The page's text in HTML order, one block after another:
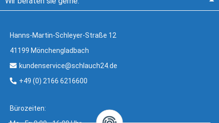
Hanns-Martin-Schleyer-Straße 12
41199 Mönchengladbach
kundenservice@schlauch24.de
+49 (0) 2166 6216600
Bürozeiten: